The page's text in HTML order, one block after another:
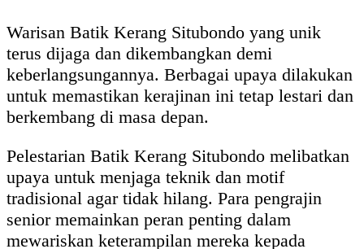
Warisan Batik Kerang Situbondo yang unik
terus dijaga dan dikembangkan demi
keberlangsungannya. Berbagai upaya dilakukan
untuk memastikan kerajinan ini tetap lestari dan
berkembang di masa depan.
Pelestarian Batik Kerang Situbondo melibatkan
upaya untuk menjaga teknik dan motif
tradisional agar tidak hilang. Para pengrajin
senior memainkan peran penting dalam
mewariskan keterampilan mereka kepada